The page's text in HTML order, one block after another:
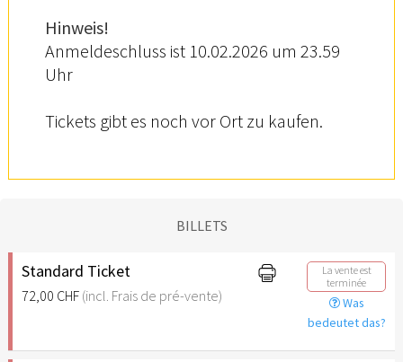
Hinweis!
Anmeldeschluss ist 10.02.2026 um 23.59
Uhr
Tickets gibt es noch vor Ort zu kaufen.
BILLETS
Standard Ticket
72,00 CHF (incl. Frais de pré-vente)
La vente est
terminée
Was
bedeutet das?